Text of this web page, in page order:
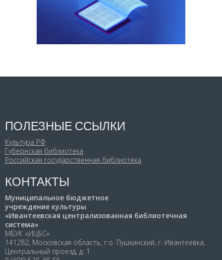
ПОЛЕЗНЫЕ ССЫЛКИ
Культура РФ
Губернская библиотека
Российская государственная библиотека
КОНТАКТЫ
Муниципальное бюджетное
учреждение культуры
«Ивантеевская централизованная библиотечная
система»
МБУК «ИЦБС»
141282, Московская область, г.о. Пушкинский, г. Ивантеевка,
Центральный проезд, д. 1